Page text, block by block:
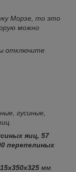
Морзе, то это
можно
отключите
гусиные,
яиц, 57
перепелиных
мм.